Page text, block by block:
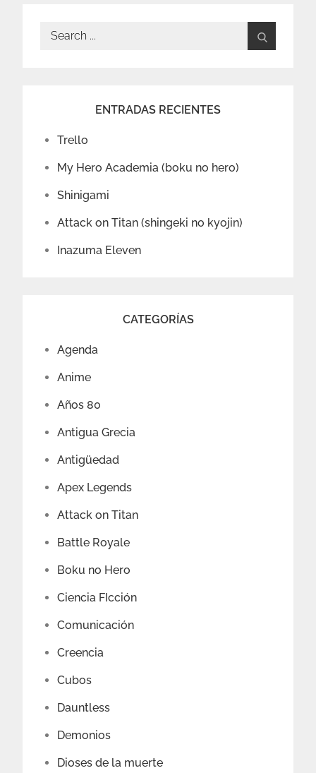
Search
ENTRADAS RECIENTES
Trello
My Hero Academia (boku no hero)
Shinigami
Attack on Titan (shingeki no kyojin)
Inazuma Eleven
CATEGORÍAS
Agenda
Anime
Años 80
Antigua Grecia
Antigüedad
Apex Legends
Attack on Titan
Battle Royale
Boku no Hero
Ciencia FIcción
Comunicación
Creencia
Cubos
Dauntless
Demonios
Dioses de la muerte